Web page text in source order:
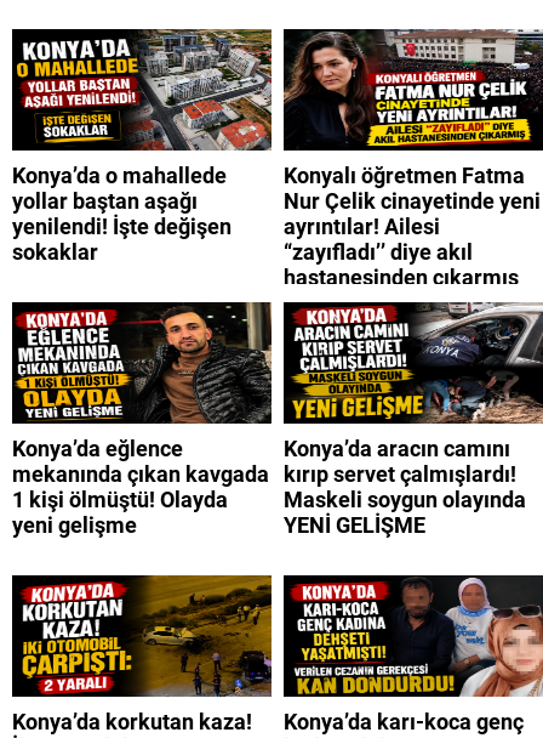
Konya’da o mahallede
yollar baştan aşağı
yenilendi! İşte değişen
sokaklar
Konyalı öğretmen Fatma
Nur Çelik cinayetinde yeni
ayrıntılar! Ailesi
“zayıfladı’’ diye akıl
hastanesinden çıkarmış
Konya’da eğlence
mekanında çıkan kavgada
1 kişi ölmüştü! Olayda
yeni gelişme
Konya’da aracın camını
kırıp servet çalmışlardı!
Maskeli soygun olayında
YENİ GELİŞME
Konya’da korkutan kaza!
Konya’da karı-koca genç